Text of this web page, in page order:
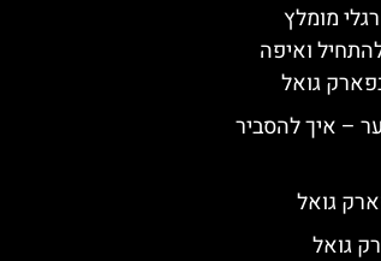
מומלץ
ואיפה
גואל
– איך להסביר
גואל
גואל